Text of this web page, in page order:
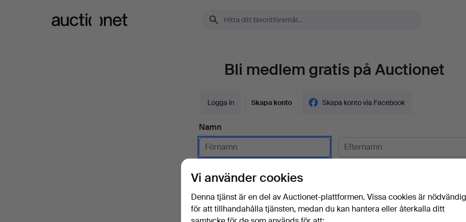
Bli medlem gratis på Auctionet
Logga in Skapa konto Skapa konto via Facebook
Namn
E-post
Vi använder cookies
Denna tjänst är en del av Auctionet-plattformen. Vissa cookies är
för att tillhandahålla tjänsten, medan du kan hantera eller återkalla ditt